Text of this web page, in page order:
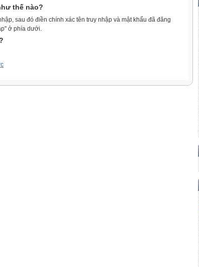
thế nào?
sau đó điền chính xác tên truy nhập và mật khẩu đã đăng
ở phía dưới.